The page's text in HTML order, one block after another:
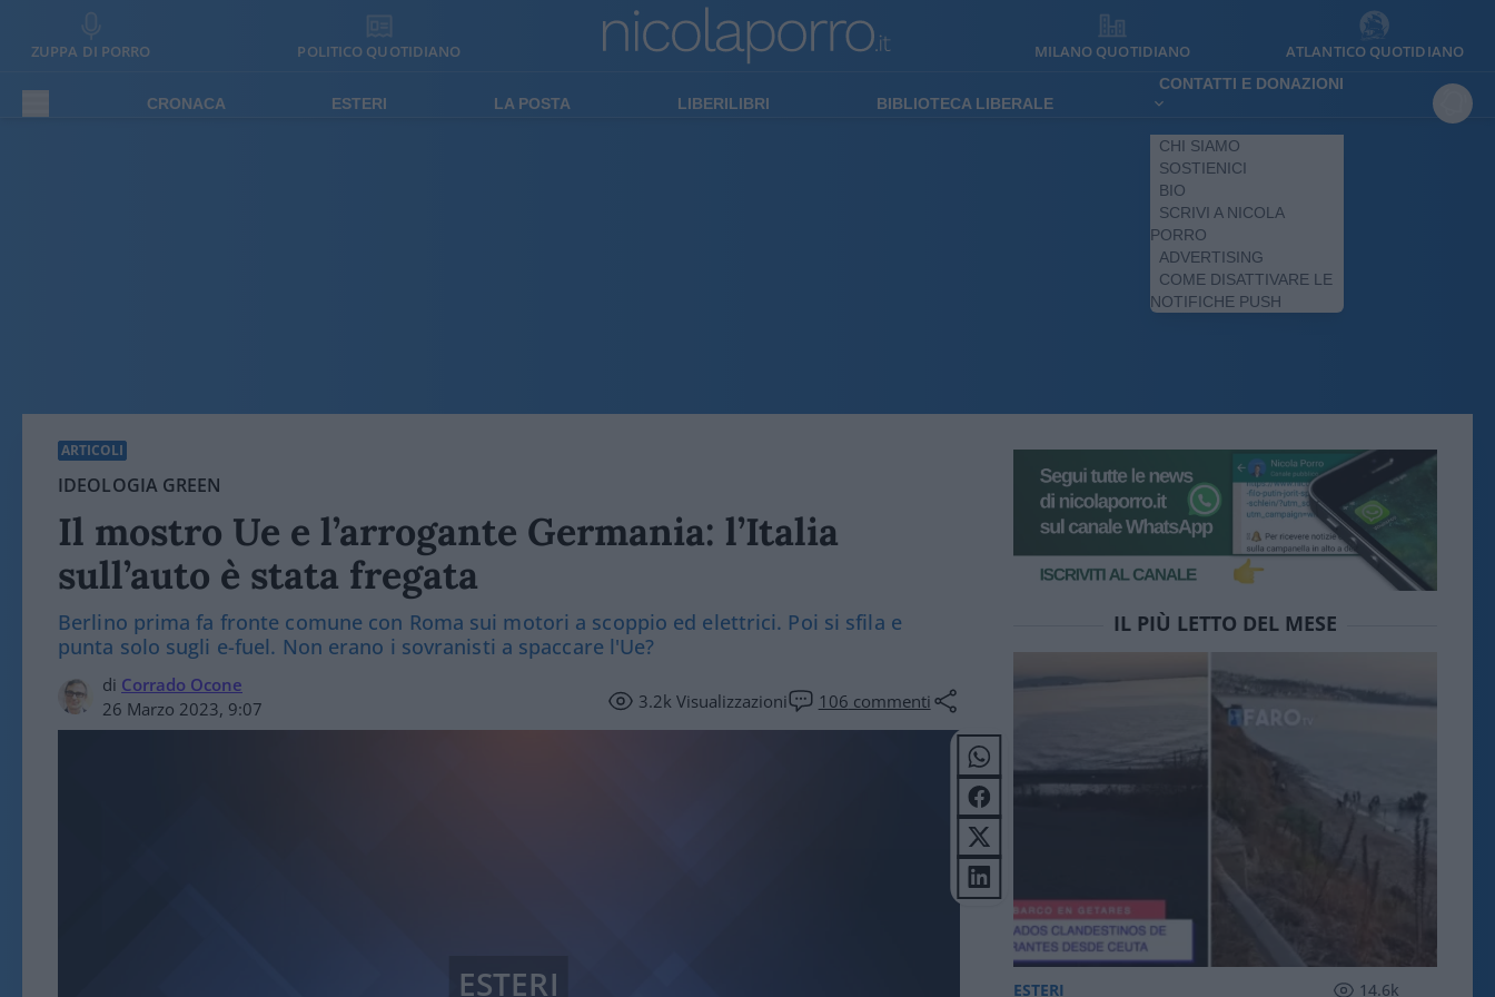
ZUPPA DI PORRO POLITICO QUOTIDIANO MILANO QUOTIDIANO ATLANTICO QUOTIDIANO
CRONACA ESTERI LA POSTA LIBERILIBRI BIBLIOTECA LIBERALE
CONTATTI E DONAZIONI
CHI SIAMO
SOSTIENICI
BIO
SCRIVI A NICOLA
PORRO
ADVERTISING
COME DISATTIVARE LE
NOTIFICHE PUSH
ARTICOLI
IDEOLOGIA GREEN
Il mostro Ue e l’arrogante Germania: l’Italia
sull’auto è stata fregata
Berlino prima fa fronte comune con Roma sui motori a scoppio ed elettrici. Poi si sfila e
punta solo sugli e-fuel. Non erano i sovranisti a spaccare l'Ue?
di Corrado Ocone
26 Marzo 2023, 9:07
3.2kVisualizzazioni 106 commenti
ESTERI
IL PIÙ LETTO DEL MESE
ESTERI 14.6k